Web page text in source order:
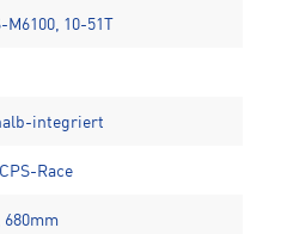
M6100, 10-51T
integriert
Race
680mm